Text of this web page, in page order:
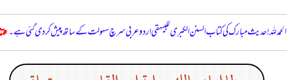
الحمدللہ! حدیث مبارک کی کتاب السنن الكبرى للبيهقي اردو عربی سرچ سہولت کے ساتھ پیش کر دی گئی ہے۔